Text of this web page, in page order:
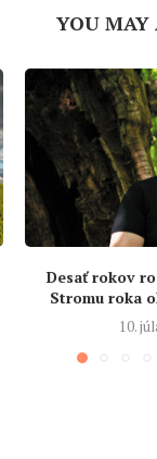
YOU MAY
Desať rokov
Stromu roka
10.